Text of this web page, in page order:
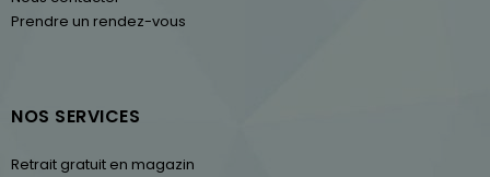
Prendre un rendez-vous
NOS SERVICES
Retrait gratuit en magazin